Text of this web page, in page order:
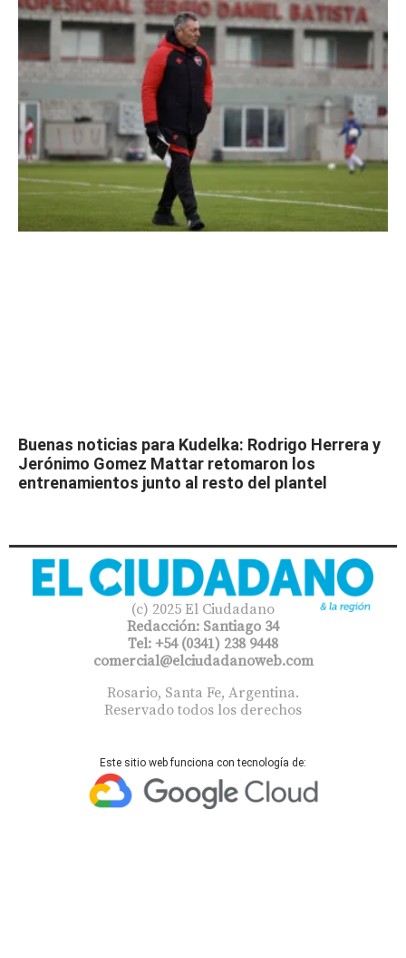
Buenas noticias para Kudelka: Rodrigo Herrera y
Jerónimo Gomez Mattar retomaron los
entrenamientos junto al resto del plantel
(c) 2025 El Ciudadano
Redacción: Santiago 34
Tel: +54 (0341) 238 9448
comercial@elciudadanoweb.com​
Rosario, Santa Fe, Argentina.
Reservado todos los derechos
Este sitio web funciona con tecnología de: